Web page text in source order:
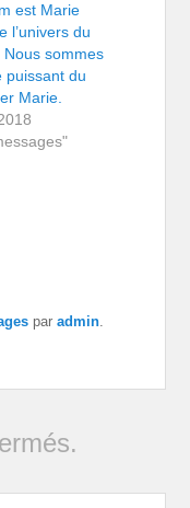
est Marie
l’univers du
Nous sommes
puissant du
Marie.
paradmin.